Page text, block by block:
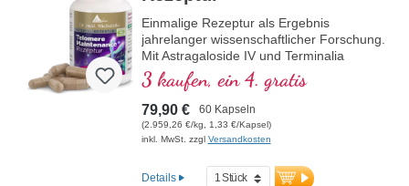
Einmalige Rezeptur als Ergebnis
jahrelanger wissenschaftlicher Forschung.
Mit Astragaloside IV und Terminalia
chebula und Vitamin D, welches eine
Funktion bei der Zellteilung hat.
3 kaufen, ein 4. gratis
79,90 € 60 Kapseln
(2.959,26 €/kg, 1,33 €/Kapsel)
inkl. MwSt. zzgl Versandkosten
Details